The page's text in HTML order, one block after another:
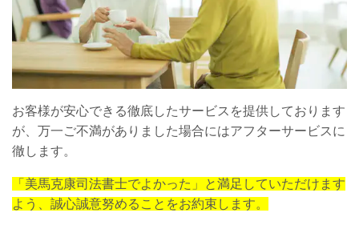
お客様が安心できる徹底したサービスを提供しております
が、万一ご不満がありました場合にはアフターサービスに
徹します。
「美馬克康司法書士でよかった」と満足していただけます
よう、誠心誠意努めることをお約束します。